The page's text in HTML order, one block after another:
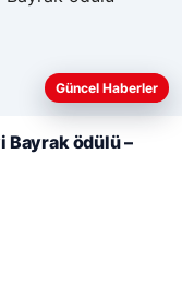
anlayabilmek,
Güncel Haberler
Bayrak ödülü –